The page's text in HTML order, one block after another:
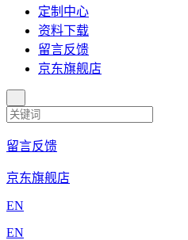
定制中心
资料下载
留言反馈
京东旗舰店
留言反馈
京东旗舰店
EN
EN